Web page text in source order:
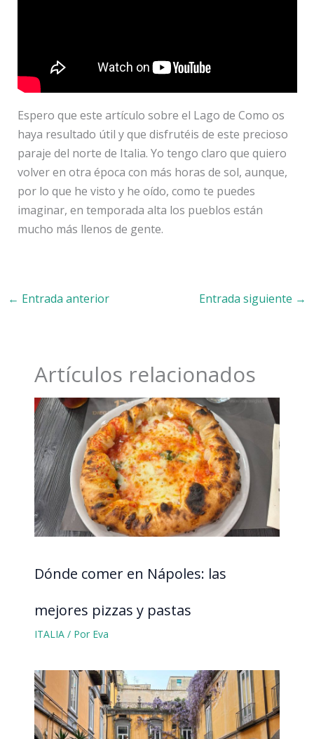
Espero que este artículo sobre el Lago de Como os
haya resultado útil y que disfrutéis de este precioso
paraje del norte de Italia. Yo tengo claro que quiero
volver en otra época con más horas de sol, aunque,
por lo que he visto y he oído, como te puedes
imaginar, en temporada alta los pueblos están
mucho más llenos de gente.
← Entrada anterior Entrada siguiente →
Artículos relacionados
Dónde comer en Nápoles: las
mejores pizzas y pastas
ITALIA/ Por Eva